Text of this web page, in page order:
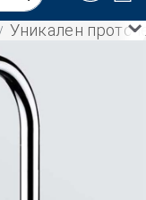
Уникален